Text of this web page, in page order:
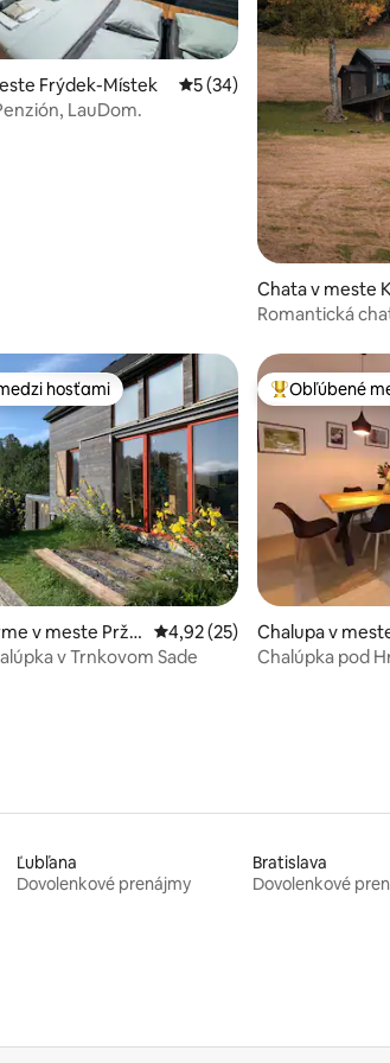
5 z 5, počet hodnotení: 7
Frýdek-Místek Priemerné ohodnotenie
5 (34)
LauDom.
Chata v meste
Romantická
5 z 5, počet hodnotení: 9
hosťami
hosťami
v meste Pržn
Priemerné ohodnotenie
4,92 (25)
v Trnkovom Sade
Obľúbené
Chalupa v
Chalúpka pod
Ľubľana
Dovolenkové prenájmy
Bratislava
Dovolenkové